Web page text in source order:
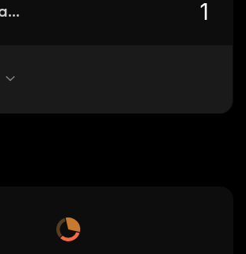
0x04a7774fbed19c2bad869bc8ba43404200baf934_binance_smart